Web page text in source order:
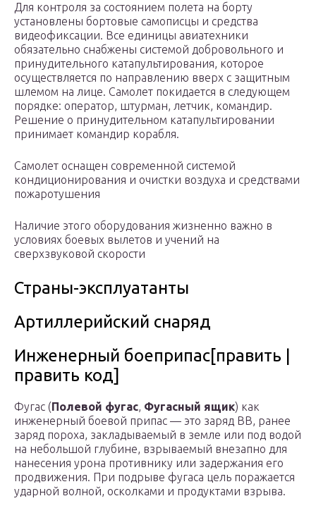
Для контроля за состоянием полета на борту
установлены бортовые самописцы и средства
видеофиксации. Все единицы авиатехники
обязательно снабжены системой добровольного и
принудительного катапультирования, которое
осуществляется по направлению вверх с защитным
шлемом на лице. Самолет покидается в следующем
порядке: оператор, штурман, летчик, командир.
Решение о принудительном катапультировании
принимает командир корабля.
Самолет оснащен современной системой
кондиционирования и очистки воздуха и средствами
пожаротушения
Наличие этого оборудования жизненно важно в
условиях боевых вылетов и учений на
сверхзвуковой скорости
Страны-эксплуатанты
Артиллерийский снаряд
Инженерный боеприпас[править |
править код]
Фугас (Полевой фугас, Фугасный ящик) как
инженерный боевой припас — это заряд ВВ, ранее
заряд пороха, закладываемый в земле или под водой
на небольшой глубине, взрываемый внезапно для
нанесения урона противнику или задержания его
продвижения. При подрыве фугаса цель поражается
ударной волной, осколками и продуктами взрыва.